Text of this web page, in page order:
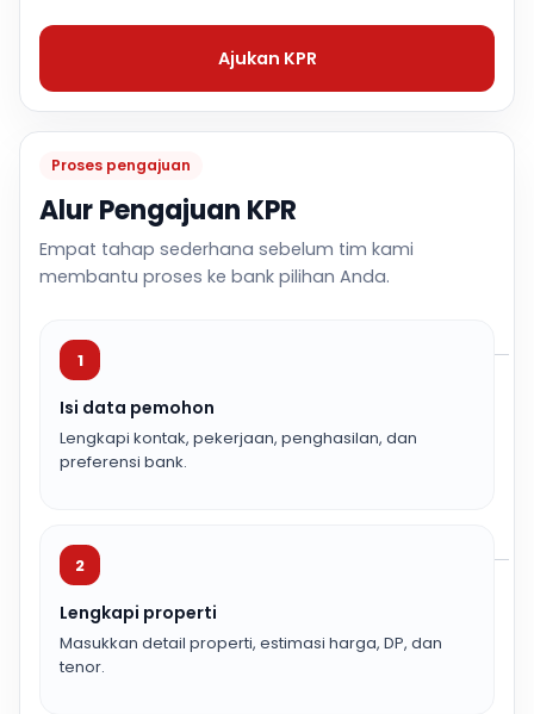
Proses pengajuan
Alur Pengajuan KPR
Empat tahap sederhana sebelum tim kami
membantu proses ke bank pilihan Anda.
1
Isi data pemohon
Lengkapi kontak, pekerjaan, penghasilan, dan
preferensi bank.
2
Lengkapi properti
Masukkan detail properti, estimasi harga, DP, dan
tenor.
Ajukan KPR